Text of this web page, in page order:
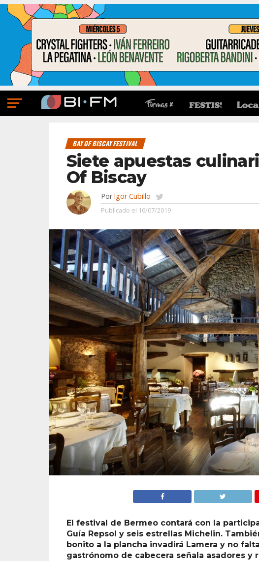
BAY OF BISCAY FESTIVAL
Siete apuestas
Of Biscay
Por Igor Cubillo
Publicado el 16/07/2019
El festival de Bermeo contará con la
Guía Repsol y seis estrellas Michelin.
bonito a la plancha invadirá Lamera y no
gastrónomo de cabecera señala asadores y